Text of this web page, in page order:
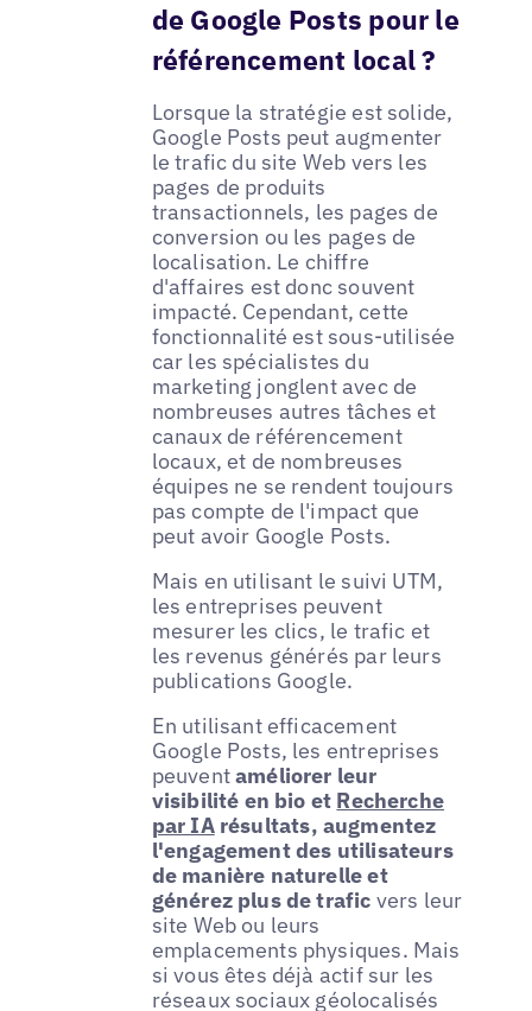
de Google Posts pour le
référencement local ?
Lorsque la stratégie est solide,
Google Posts peut augmenter
le trafic du site Web vers les
pages de produits
transactionnels, les pages de
conversion ou les pages de
localisation. Le chiffre
d'affaires est donc souvent
impacté. Cependant, cette
fonctionnalité est sous-utilisée
car les spécialistes du
marketing jonglent avec de
nombreuses autres tâches et
canaux de référencement
locaux, et de nombreuses
équipes ne se rendent toujours
pas compte de l'impact que
peut avoir Google Posts.
Mais en utilisant le suivi UTM,
les entreprises peuvent
mesurer les clics, le trafic et
les revenus générés par leurs
publications Google.
En utilisant efficacement
Google Posts, les entreprises
peuventaméliorer leur
visibilité en bio et Recherche
par IArésultats, augmentez
l'engagement des utilisateurs
de manière naturelle et
générez plus de trafic vers leur
site Web ou leurs
emplacements physiques. Mais
si vous êtes déjà actif sur les
réseaux sociaux géolocalisés